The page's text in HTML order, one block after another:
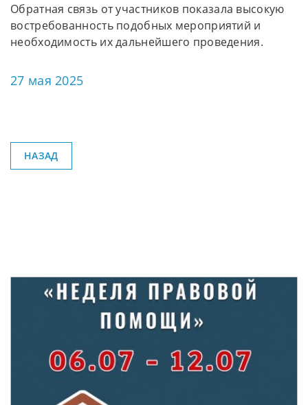
Обратная связь от участников показала высокую
востребованность подобных мероприятий и
необходимость их дальнейшего проведения.
27 мая 2025
НАЗАД